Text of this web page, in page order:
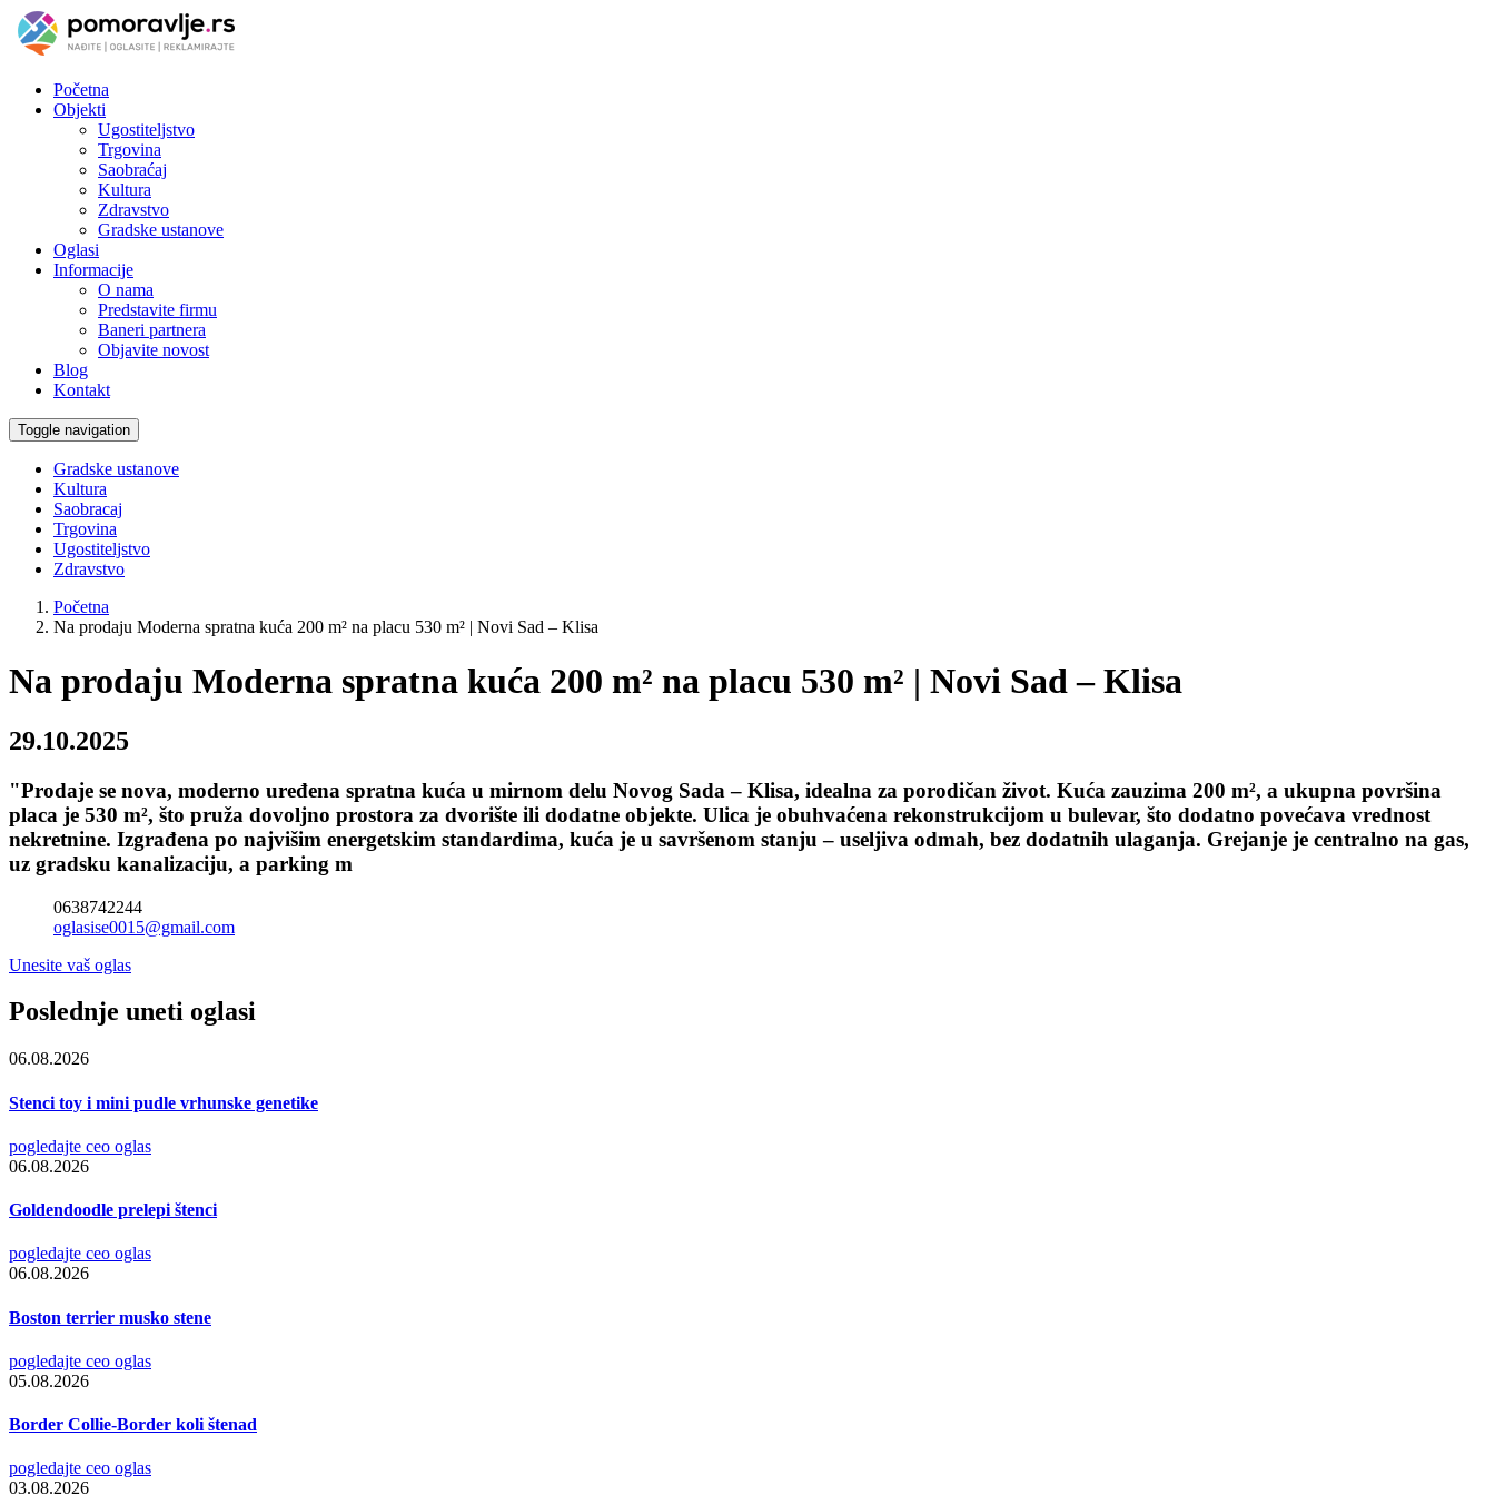
Početna
Objekti
Ugostiteljstvo
Trgovina
Saobraćaj
Kultura
Zdravstvo
Gradske ustanove
Oglasi
Informacije
O nama
Predstavite firmu
Baneri partnera
Objavite novost
Blog
Kontakt
Toggle navigation
Gradske ustanove
Kultura
Saobracaj
Trgovina
Ugostiteljstvo
Zdravstvo
Početna
Na prodaju Moderna spratna kuća 200 m² na placu 530 m² | Novi Sad – Klisa
Na prodaju Moderna spratna kuća 200 m² na placu 530 m² | Novi Sad – Klisa
29.10.2025
"Prodaje se nova, moderno uređena spratna kuća u mirnom delu Novog Sada – Klisa, idealna za porodičan život. Kuća zauzima 200 m², a ukupna površina
placa je 530 m², što pruža dovoljno prostora za dvorište ili dodatne objekte. Ulica je obuhvaćena rekonstrukcijom u bulevar, što dodatno povećava vrednost
nekretnine. Izgrađena po najvišim energetskim standardima, kuća je u savršenom stanju – useljiva odmah, bez dodatnih ulaganja. Grejanje je centralno na gas,
uz gradsku kanalizaciju, a parking m
0638742244
oglasise0015@gmail.com
Unesite vaš oglas
Poslednje uneti oglasi
06.08.2026
Stenci toy i mini pudle vrhunske genetike
pogledajte ceo oglas
06.08.2026
Goldendoodle prelepi štenci
pogledajte ceo oglas
06.08.2026
Boston terrier musko stene
pogledajte ceo oglas
05.08.2026
Border Collie-Border koli štenad
pogledajte ceo oglas
03.08.2026